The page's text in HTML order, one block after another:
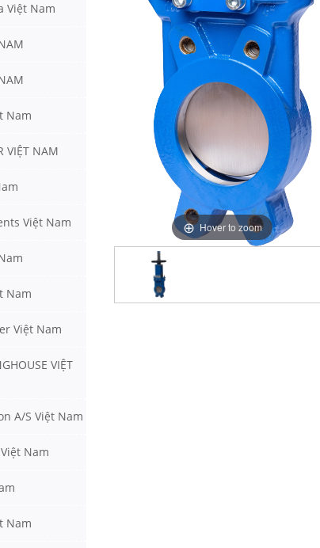
Việt Nam
Nam
VIỆT NAM
Việt Nam
Nam
Việt Nam
VIỆT
A/S Việt Nam
Nam
Nam
Hover to zoom